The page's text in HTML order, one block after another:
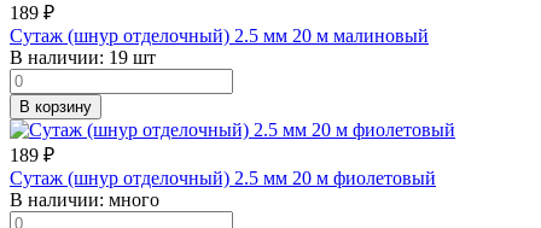
189 ₽
Сутаж (шнур отделочный) 2.5 мм 20 м малиновый
В наличии: 19 шт
В корзину
189 ₽
Сутаж (шнур отделочный) 2.5 мм 20 м фиолетовый
В наличии: много